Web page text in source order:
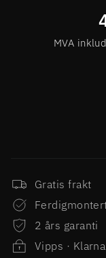
MVA
Gratis frakt
2 års garanti
Vipps ·